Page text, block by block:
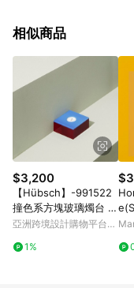
的購回饋活動享Yahoo超
3. 訂單回饋金額將扣除
價券等虛擬貨幣折抵 4.
有相關事證認定您為大宗
相關認定以Yahoo購物中
相似商品
$3,200
【Hübsch】-991522
撞色系方塊玻璃燭台 擺
飾 紙鎮
亞洲跨境設計購物平台
1%
f